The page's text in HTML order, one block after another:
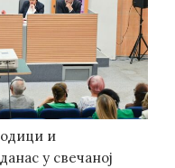
и
у свечаној